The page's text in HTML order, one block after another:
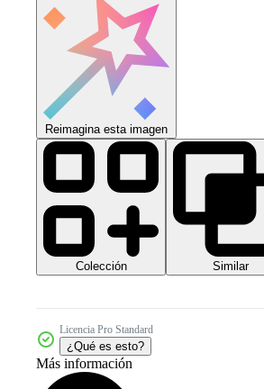
Reimagina esta imagen
Colección Similar
Licencia Pro Standard
¿Qué es esto?
Más información